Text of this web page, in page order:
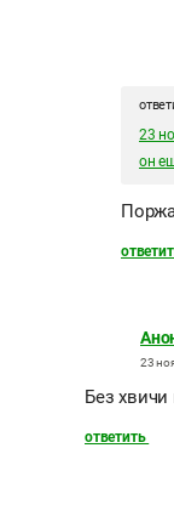
23
он
23
Без хвичи
ответить